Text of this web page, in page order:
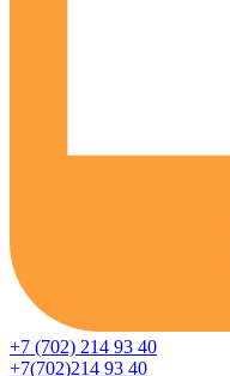
+7 (702) 214 93 40
+7(702)214 93 40